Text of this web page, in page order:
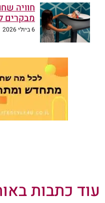
חוויה
מבקרים
6 ביולי 2026
עוד כתבות